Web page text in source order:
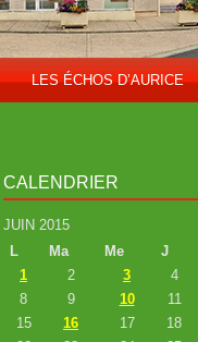
LES ÉCHOS D’AURICE
CALENDRIER
JUIN 2015
L
Ma Me J
1 2 3 4
8
9 10 11
15
16 17 18